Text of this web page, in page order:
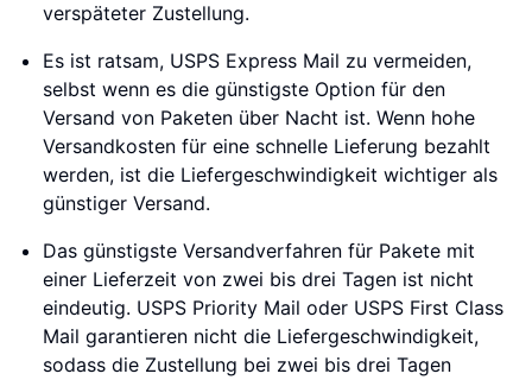
verspäteter Zustellung.
Es ist ratsam, USPS Express Mail zu vermeiden,
selbst wenn es die günstigste Option für den
Versand von Paketen über Nacht ist. Wenn hohe
Versandkosten für eine schnelle Lieferung bezahlt
werden, ist die Liefergeschwindigkeit wichtiger als
günstiger Versand.
Das günstigste Versandverfahren für Pakete mit
einer Lieferzeit von zwei bis drei Tagen ist nicht
eindeutig. USPS Priority Mail oder USPS First Class
Mail garantieren nicht die Liefergeschwindigkeit,
sodass die Zustellung bei zwei bis drei Tagen